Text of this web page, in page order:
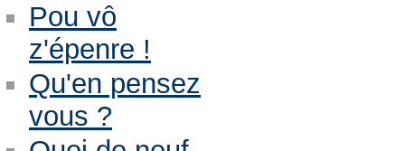
Pou vô
z'épenre !
Qu'en pensez
vous ?